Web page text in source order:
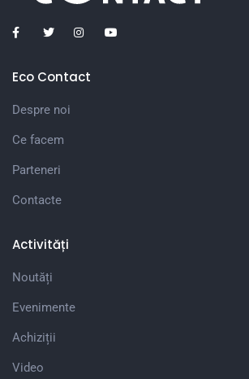
Eco Contact
Despre noi
Ce facem
Parteneri
Contacte
Activități
Noutăți
Evenimente
Achiziții
Video